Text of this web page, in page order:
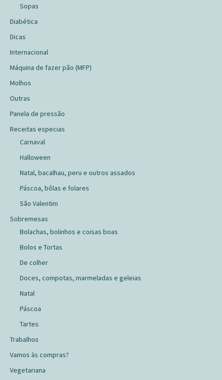
Sopas
Diabética
Dicas
Internacional
Máquina de fazer pão (MFP)
Molhos
Outras
Panela de pressão
Receitas especias
Carnaval
Halloween
Natal, bacalhau, peru e outros assados
Páscoa, bôlas e folares
São Valentim
Sobremesas
Bolachas, bolinhos e coisas boas
Bolos e Tortas
De colher
Doces, compotas, marmeladas e geleias
Natal
Páscoa
Tartes
Trabalhos
Vamos às compras?
Vegetariana